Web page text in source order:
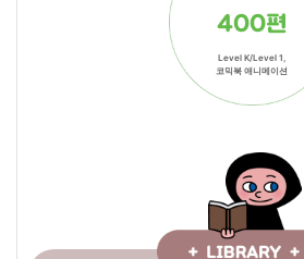
400편
Level K/Level 1,
코믹북 애니메이션